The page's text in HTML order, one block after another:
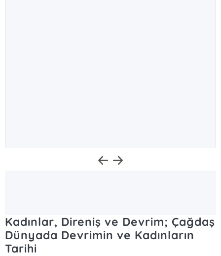
Kadınlar, Direniş ve Devrim; Çağdaş
Dünyada Devrimin ve Kadınların
Tarihi